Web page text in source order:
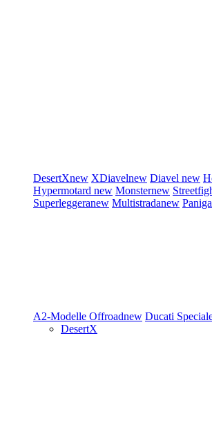
DesertXnew XDiavelnew Diavel new
Hypermotard new Monsternew
Superleggeranew Multistradanew
A2-Modelle Offroadnew Ducati
DesertX